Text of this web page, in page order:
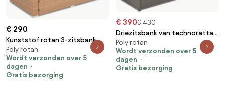
€ 290
Kunststof rotan 3-zitsbank
Roma Garden Point honing
Poly rotan
Wordt verzonden over 5
dagen
Gratis bezorging
€ 390€ 430
Driezitsbank van technorattan
Monaco Garden Point
antraciet
Poly rotan
Wordt verzonden over 5
dagen
Gratis bezorging